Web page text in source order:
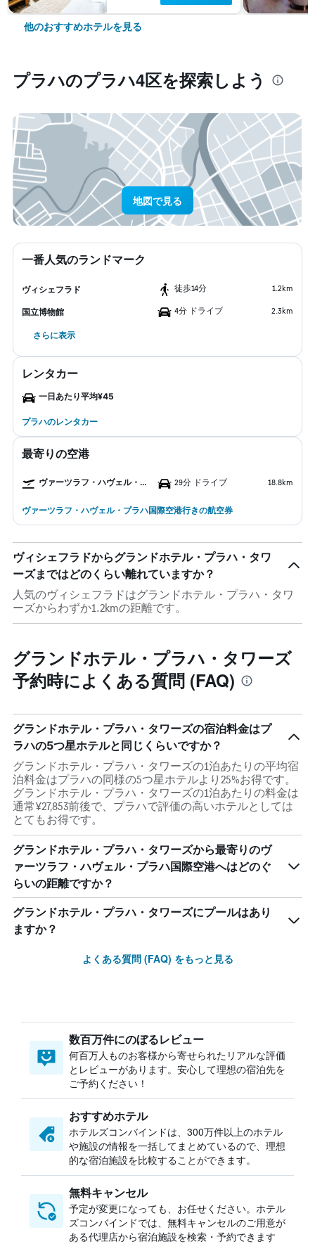
他のおすすめホテルを見る
プラハ​のプラハ4区​を探索しよう
地図で見る
一番人気のランドマーク
ヴィシェフラド ​徒歩14分 1.2km
国立博物館 4分 ドライブ 2.3km
さらに表示
レンタカー
一日あたり平均¥45
プラハのレンタカー
最寄りの空港
ヴァーツラフ・ハヴェル・プラハ国際空港 29分 ドライブ 18.8km
ヴァーツラフ・ハヴェル・プラハ国際空港行きの航空券
ヴィシェフラドからグランドホテル・プラハ・タワ
ーズまではどのくらい離れていますか？
人気のヴィシェフラドはグランドホテル・プラハ・タワ
ーズからわずか1.2kmの距離です。
グランドホテル・プラハ・タワーズ
予約時によくある質問 (FAQ)
グランドホテル・プラハ・タワーズの宿泊料金はプ
ラハの5つ星ホテルと同じくらいですか？
グランドホテル・プラハ・タワーズの1泊あたりの平均宿
泊料金はプラハの同様の5つ星ホテルより25%お得です。
グランドホテル・プラハ・タワーズの1泊あたりの料金は
通常¥27,853前後で、プラハで評価の高いホテルとしては
とてもお得です。
グランドホテル・プラハ・タワーズから最寄りのヴ
ァーツラフ・ハヴェル・プラハ国際空港へはどのぐ
らいの距離ですか？
グランドホテル・プラハ・タワーズにプールはあり
ますか？
よくある質問 (FAQ) をもっと見る
数百万件にのぼるレビュー
何百万人ものお客様から寄せられたリアルな評価
とレビューがあります。安心して理想の宿泊先を
ご予約ください！
おすすめホテル
ホテルズコンバインドは、300万件以上のホテル
や施設の情報を一括してまとめているので、理想
的な宿泊施設を比較することができます。
無料キャンセル
予定が変更になっても、お任せください。ホテル
ズコンバインドでは、無料キャンセルのご用意が
ある代理店から宿泊施設を検索・予約できます